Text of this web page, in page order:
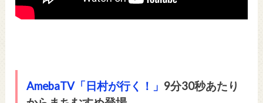
AmebaTV「日村が行く！」 9分30秒あたり